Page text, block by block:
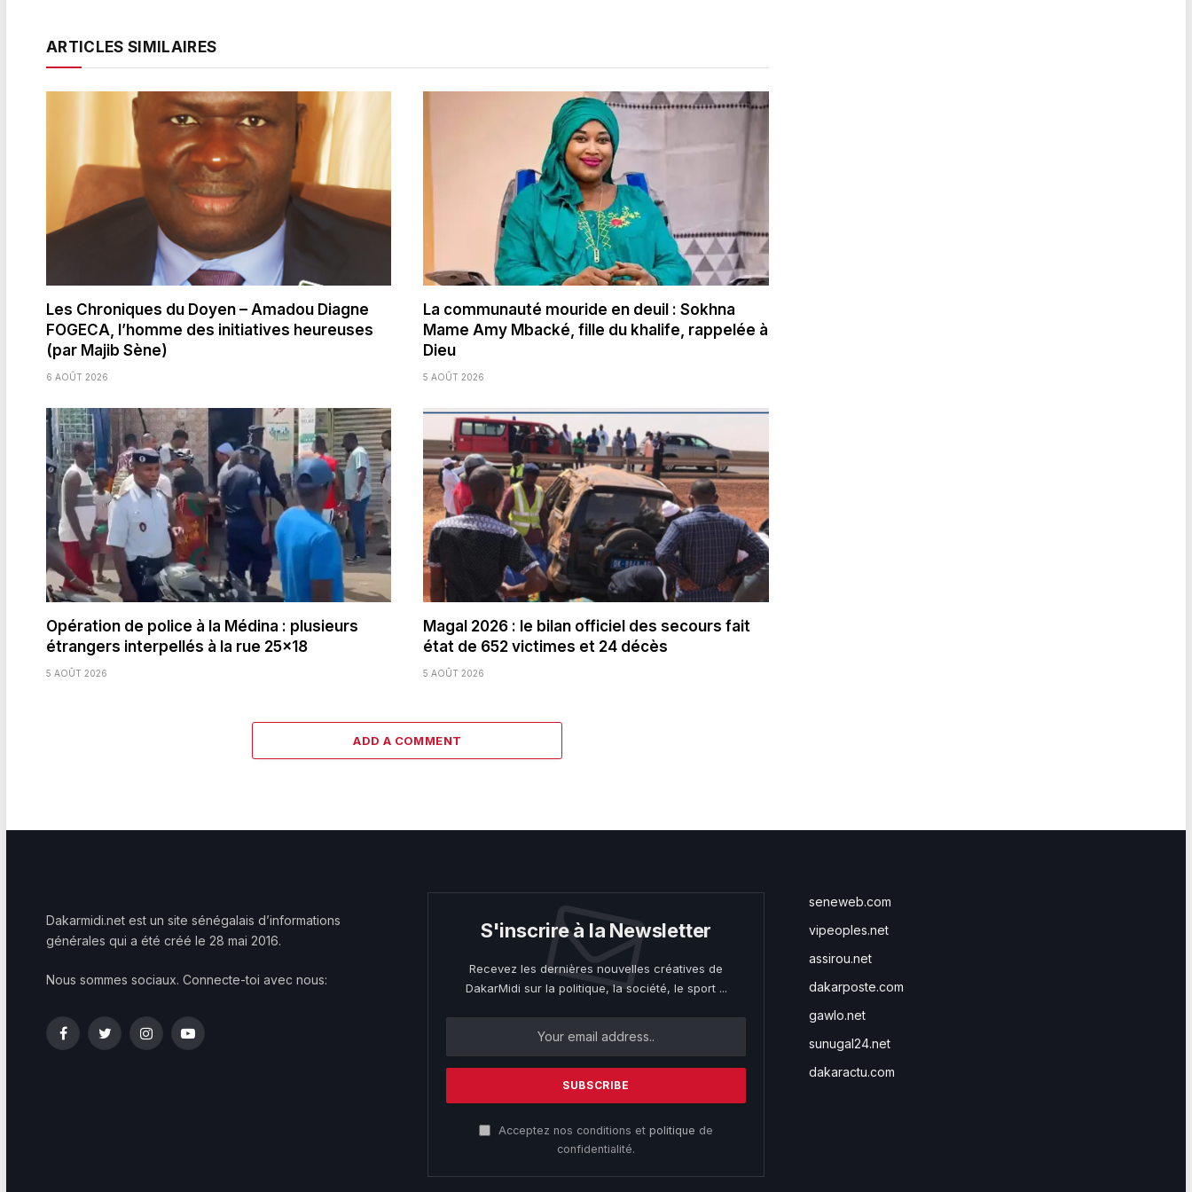
ARTICLES SIMILAIRES
Les Chroniques du Doyen – Amadou Diagne
FOGECA, l’homme des initiatives heureuses
(par Majib Sène)
6 AOÛT 2026
La communauté mouride en deuil : Sokhna
Mame Amy Mbacké, fille du khalife, rappelée à
Dieu
5 AOÛT 2026
Opération de police à la Médina : plusieurs
étrangers interpellés à la rue 25×18
5 AOÛT 2026
Magal 2026 : le bilan officiel des secours fait
état de 652 victimes et 24 décès
5 AOÛT 2026
ADD A COMMENT
Dakarmidi.net est un site sénégalais d’informations
générales qui a été créé le 28 mai 2016.
Nous sommes sociaux. Connecte-toi avec nous:
FacebookTwitterInstagramYouTube
S'inscrire à la Newsletter
Recevez les dernières nouvelles créatives de
DakarMidi sur la politique, la société, le sport ...
Acceptez nos conditions et politique de
confidentialité.
seneweb.com
vipeoples.net
assirou.net
dakarposte.com
gawlo.net
sunugal24.net
dakaractu.com